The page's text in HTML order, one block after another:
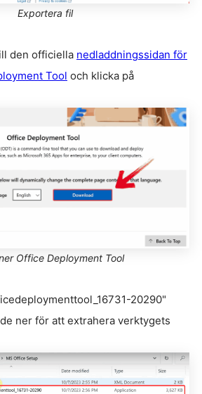
Exportera fil
den officiella nedladdningssidan för
Tool och klicka på
Office Deployment Tool
20290"
ner för att extrahera verktygets